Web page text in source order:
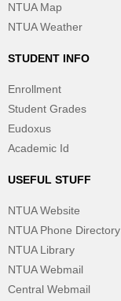
NTUA Map
NTUA Weather
STUDENT INFO
Enrollment
Student Grades
Eudoxus
Academic Id
USEFUL STUFF
NTUA Website
NTUA Phone Directory
NTUA Library
NTUA Webmail
Central Webmail